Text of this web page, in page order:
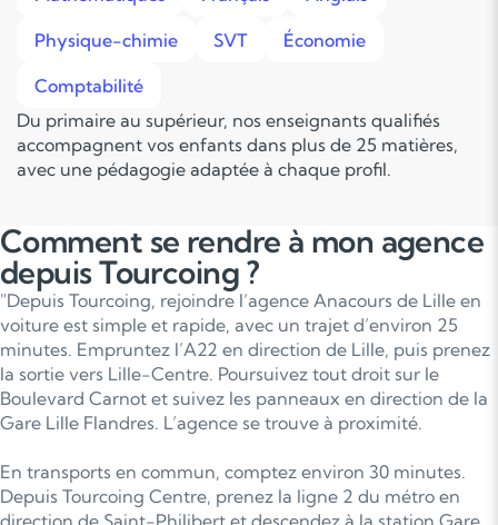
Physique-chimie SVT Économie
Comptabilité
Du primaire au supérieur, nos enseignants qualifiés
accompagnent vos enfants dans plus de 25 matières,
avec une pédagogie adaptée à chaque profil.
Comment se rendre à mon agence
depuis Tourcoing ?
"Depuis Tourcoing, rejoindre l’agence Anacours de Lille en
voiture est simple et rapide, avec un trajet d’environ 25
minutes. Empruntez l’A22 en direction de Lille, puis prenez
la sortie vers Lille-Centre. Poursuivez tout droit sur le
Boulevard Carnot et suivez les panneaux en direction de la
Gare Lille Flandres. L’agence se trouve à proximité.
En transports en commun, comptez environ 30 minutes.
Depuis Tourcoing Centre, prenez la ligne 2 du métro en
direction de Saint-Philibert et descendez à la station Gare